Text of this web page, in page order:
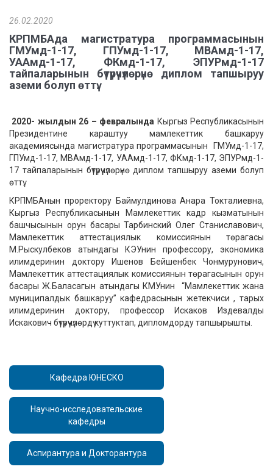
26.02.2020
КРПМБАда магистратура программасынын
ГМУмд-1-17, ГПУмд-1-17, МВАмд-1-17,
УААмд-1-17, ФКмд-1-17, ЭПУРмд-1-17
тайпаларынын бүтүрүүчүлөрүнө диплом тапшыруу
аземи болуп өттү.
2020- жылдын 26 – февралында Кыргыз Республикасынын
Президентине караштуу мамлекеттик башкаруу
академиясында магистратура программасынын ГМУмд-1-17,
ГПУмд-1-17, МВАмд-1-17, УААмд-1-17, ФКмд-1-17, ЭПУРмд-1-
17 тайпаларынын бүтүрүүчүлөрүнө диплом тапшыруу аземи болуп
өттү.
КРПМБАнын проректору Баймулдинова Анара Токталиевна,
Кыргыз Республикасынын Мамлекеттик кадр кызматынын
башчысынын орун басары Тарбинский Олег Станиславович,
Мамлекеттик аттестациялык комиссиянын тѳрагасы
М.Рыскулбеков атындагы КЭУнин профессору, экономика
илимдеринин доктору Ишенов Бейшенбек Чонмурунович,
Мамлекеттик аттестациялык комиссиянын тѳрагасынын орун
басары Ж.Баласагын атындагы КМУнин “Мамлекеттик жана
муниципалдык башкаруу” кафедрасынын жетекчиси , тарых
илимдеринин доктору, профессор Искаков Издевалды
Искакович бүтүрүүчүлөрдү куттуктап, дипломдорду тапшырышты.
Кафедра ЮНЕСКО
Научно-исследовательские
кафедры
Аспирантура и Докторантура